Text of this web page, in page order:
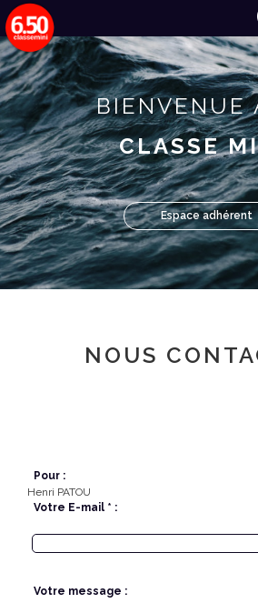
BIENVENUE
CLASSE
Espace adhérent
NOUS
Pour :
Henri PATOU
Votre E-mail * :
Votre message :